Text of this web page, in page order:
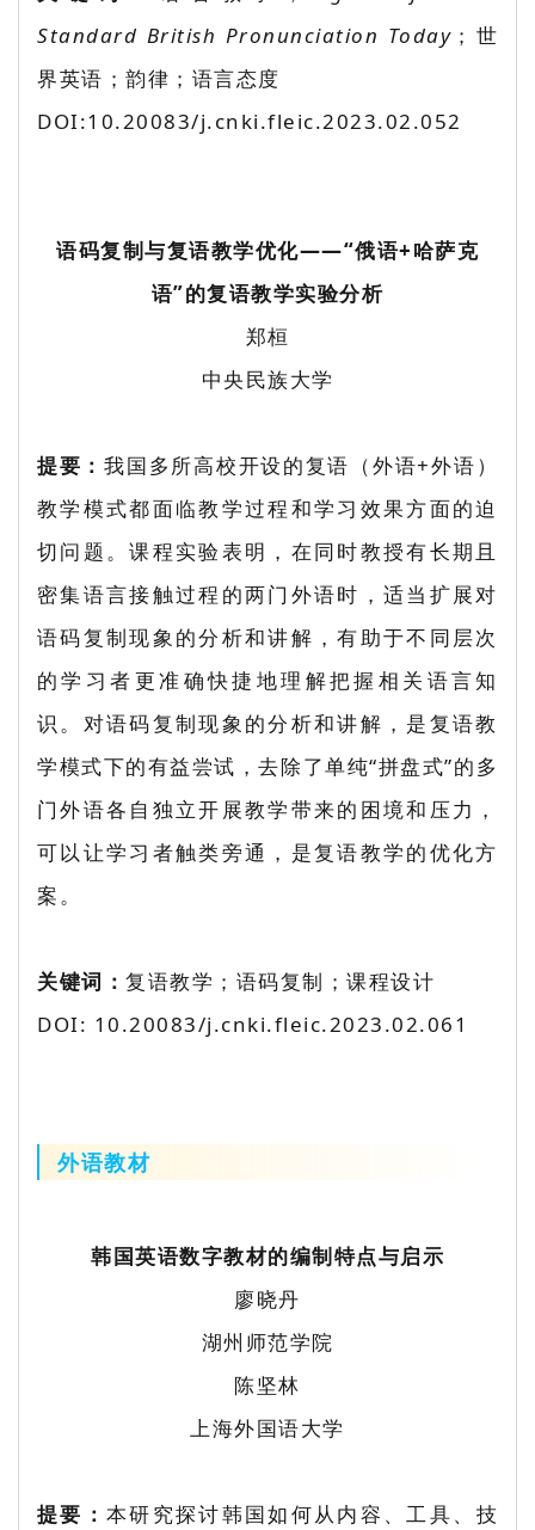
Standard British Pronunciation Today ；世
界英语；韵律；语言态度
DOI:10.20083/j.cnki.fleic.2023.02.052
语码复制与复语教学优化——“俄语+哈萨克
语”的复语教学实验分析
郑桓
中央民族大学
提要：我国多所高校开设的复语（外语+外语）
教学模式都面临教学过程和学习效果方面的迫
切问题。课程实验表明，在同时教授有长期且
密集语言接触过程的两门外语时，适当扩展对
语码复制现象的分析和讲解，有助于不同层次
的学习者更准确快捷地理解把握相关语言知
识。对语码复制现象的分析和讲解，是复语教
学模式下的有益尝试，去除了单纯“拼盘式”的多
门外语各自独立开展教学带来的困境和压力，
可以让学习者触类旁通，是复语教学的优化方
案。
关键词： 复语教学；语码复制；课程设计
DOI: 10.20083/j.cnki.fleic.2023.02.061
外语教材
韩国英语数字教材的编制特点与启示
廖晓丹
湖州师范学院
陈坚林
上海外国语大学
提要：本研究探讨韩国如何从内容、工具、技